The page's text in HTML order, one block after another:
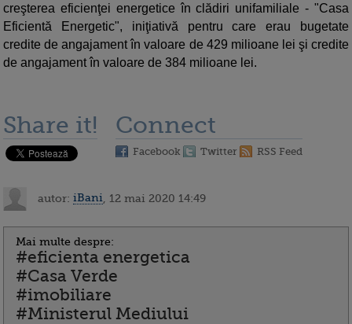
creşterea eficienţei energetice în clădiri unifamiliale - "Casa
Eficientă Energetic", iniţiativă pentru care erau bugetate
credite de angajament în valoare de 429 milioane lei şi credite
de angajament în valoare de 384 milioane lei.
Share it! Connect
Facebook Twitter RSS Feed
autor: iBani , 12 mai 2020 14:49
Mai multe despre:
#eficienta energetica
#Casa Verde
#imobiliare
#Ministerul Mediului